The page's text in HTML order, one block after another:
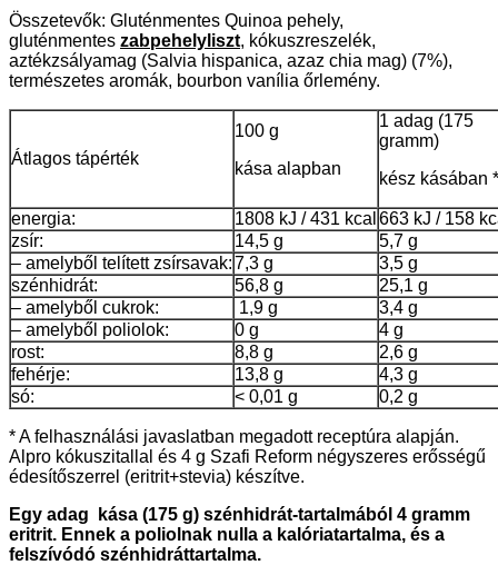
Összetevők: Gluténmentes Quinoa pehely,
gluténmentes zabpehelyliszt, kókuszreszelék,
aztékzsályamag (Salvia hispanica, azaz chia mag) (7%),
természetes aromák, bourbon vanília őrlemény.
Átlagos tápérték
100 g
kása alapban
1 adag (175
gramm)
kész kásában *
energia: 1808 kJ / 431 kcal 663 kJ / 158
zsír:
14,5 g
5,7 g
– amelyből telített zsírsavak:7,3 g
3,5 g
szénhidrát:
56,8 g
25,1 g
– amelyből cukrok:
1,9 g
3,4 g
– amelyből poliolok:
0 g
4 g
rost:
8,8 g
2,6 g
fehérje:
13,8 g
4,3 g
só:
< 0,01 g 0,2 g
* A felhasználási javaslatban megadott receptúra alapján.
Alpro kókuszitallal és 4 g Szafi Reform négyszeres erősségű
édesítőszerrel (eritrit+stevia) készítve.
Egy adag kása (175 g) szénhidrát-tartalmából 4 gramm
eritrit. Ennek a poliolnak nulla a kalóriatartalma, és a
felszívódó szénhidráttartalma.